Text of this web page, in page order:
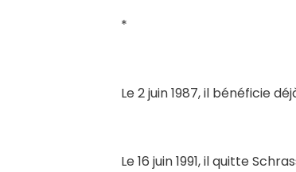
*
Le 2 juin 1987, il bénéficie
Le 16 juin 1991, il quitte